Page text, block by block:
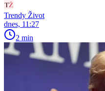
Trendy Život
dnes, 11:27
2 min